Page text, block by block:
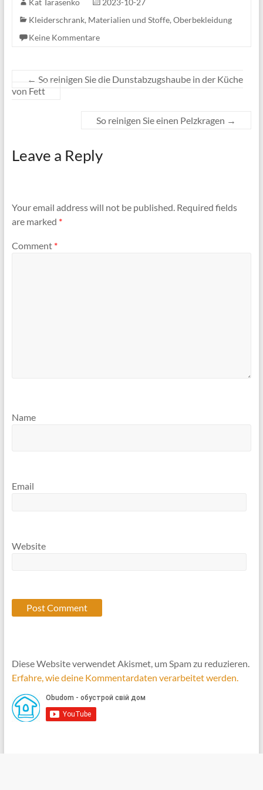
Kat Tarasenko
2023-10-27
Kleiderschrank, Materialien und Stoffe, Oberbekleidung
Keine Kommentare
← So reinigen Sie die Dunstabzugshaube in der Küche
von Fett
So reinigen Sie einen Pelzkragen →
Leave a Reply
Your email address will not be published. Required fields
are marked *
Comment *
Name
Email
Website
Diese Website verwendet Akismet, um Spam zu reduzieren.
Erfahre, wie deine Kommentardaten verarbeitet werden.